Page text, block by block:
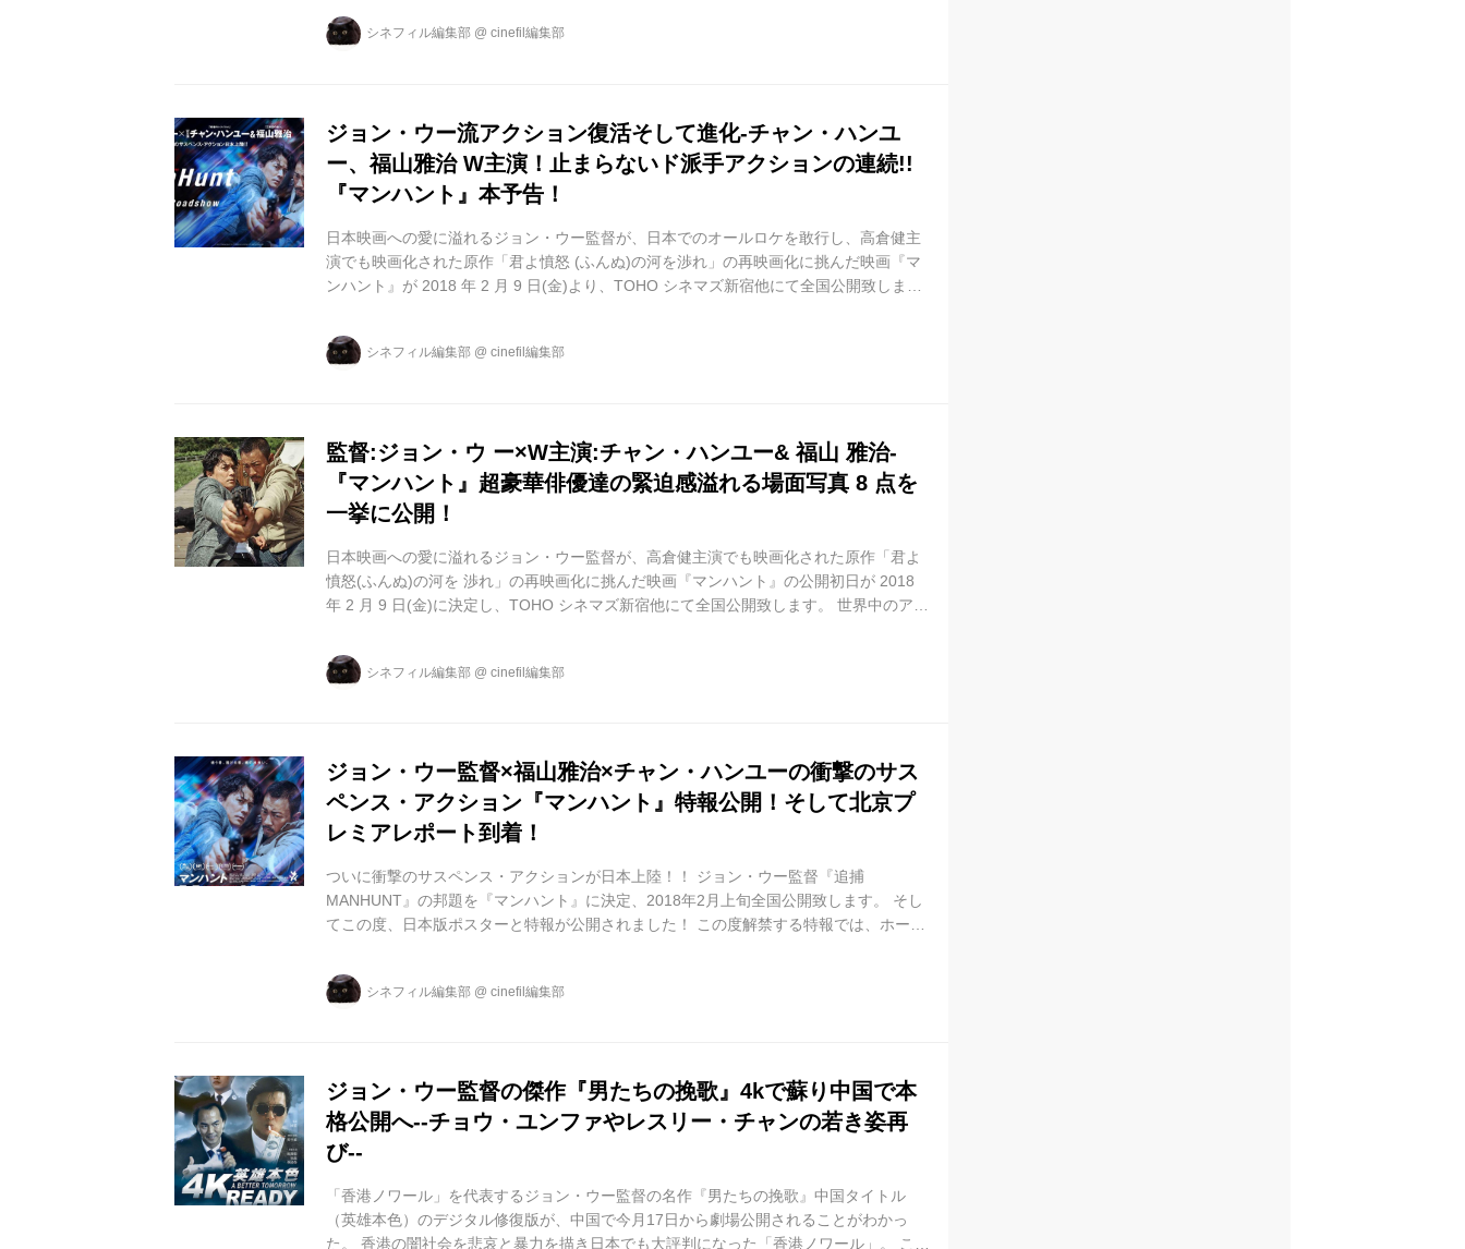
在。 舞台は日本で、2016年に大阪・岡山を中心にオール日本ロケが敢行されました。W
主演のチャン・ハンユーは無実の罪を着せられ逃 亡する弁護士ドゥ・チウを、福山雅治
シネフィル編集部 @ cinefil編集部
ジョン・ウー流アクション復活そして進化-チャン・ハンユ
ー、福山雅治 W主演！止まらないド派手アクションの連続!!
『マンハント』本予告！
日本映画への愛に溢れるジョン・ウー監督が、日本でのオールロケを敢行し、高倉健主
演でも映画化された原作「君よ憤怒 (ふんぬ)の河を渉れ」の再映画化に挑んだ映画『マ
ンハント』が 2018 年 2 月 9 日(金)より、TOHO シネマズ新宿他にて全国公開致しま
儀はそのままに、チャン・ハンユー、福山雅治他、アジアや日本を代表するキャストが
スクリーン上で躍動します。 本作は『レッドクリフ』シリーズのジョン・ウー監督久々
シネフィル編集部 @ cinefil編集部
監督:ジョン・ウ ー×W主演:チャン・ハンユー& 福山 雅治-
『マンハント』超豪華俳優達の緊迫感溢れる場面写真 8 点を
一挙に公開！
日本映画への愛に溢れるジョン・ウー監督が、高倉健主演でも映画化された原作「君よ
憤怒(ふんぬ)の河を 渉れ」の再映画化に挑んだ映画『マンハント』の公開初日が 2018
年 2 月 9 日(金)に決定し、TOHO シネマズ新宿他にて全国公開致します。 世界中のアク
チャン・ハンユー、 福山雅治他、アジアを代表するキャストがスクリーン上で躍動しま
す。 本作は『レッドクリフ』シリーズのジョン・ウー監督久々のアクション映画で、舞
シネフィル編集部 @ cinefil編集部
ジョン・ウー監督×福山雅治×チャン・ハンユーの衝撃のサス
ペンス・アクション『マンハント』特報公開！そして北京プ
レミアレポート到着！
ついに衝撃のサスペンス・アクションが日本上陸！！ ジョン・ウー監督『追捕
MANHUNT』の邦題を『マンハント』に決定、2018年2月上旬全国公開致します。 そし
てこの度、日本版ポスターと特報が公開されました！ この度解禁する特報では、ホーム
す直前の水上バイクに飛び移る福山のアクションなど多くのアクションシーンが登場！
ジョン・ウー監督ならではのスローモーションシーンや白い鳩なども垣間見れ、アクシ
シネフィル編集部 @ cinefil編集部
ジョン・ウー監督の傑作『男たちの挽歌』4kで蘇り中国で本
格公開へ--チョウ・ユンファやレスリー・チャンの若き姿再
び--
「香港ノワール」を代表するジョン・ウー監督の名作『男たちの挽歌』中国タイトル
（英雄本色）のデジタル修復版が、中国で今月17日から劇場公開されることがわかっ
た。 香港の闇社会を悲哀と暴力を描き日本でも大評判になった「香港ノワール」。 この